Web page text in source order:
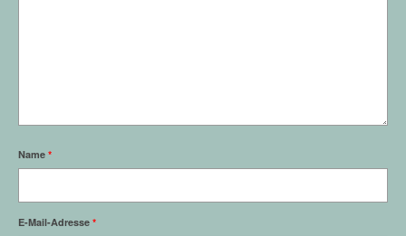
Name *
E-Mail-Adresse *